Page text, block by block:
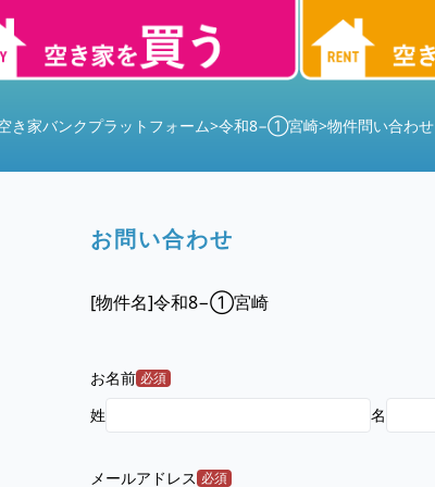
空き家バンクプラットフォーム>令和8−①宮崎>物件問い合わせ
お問い合わせ
[物件名]令和8−①宮崎
お名前 必須
姓 名
メールアドレス 必須